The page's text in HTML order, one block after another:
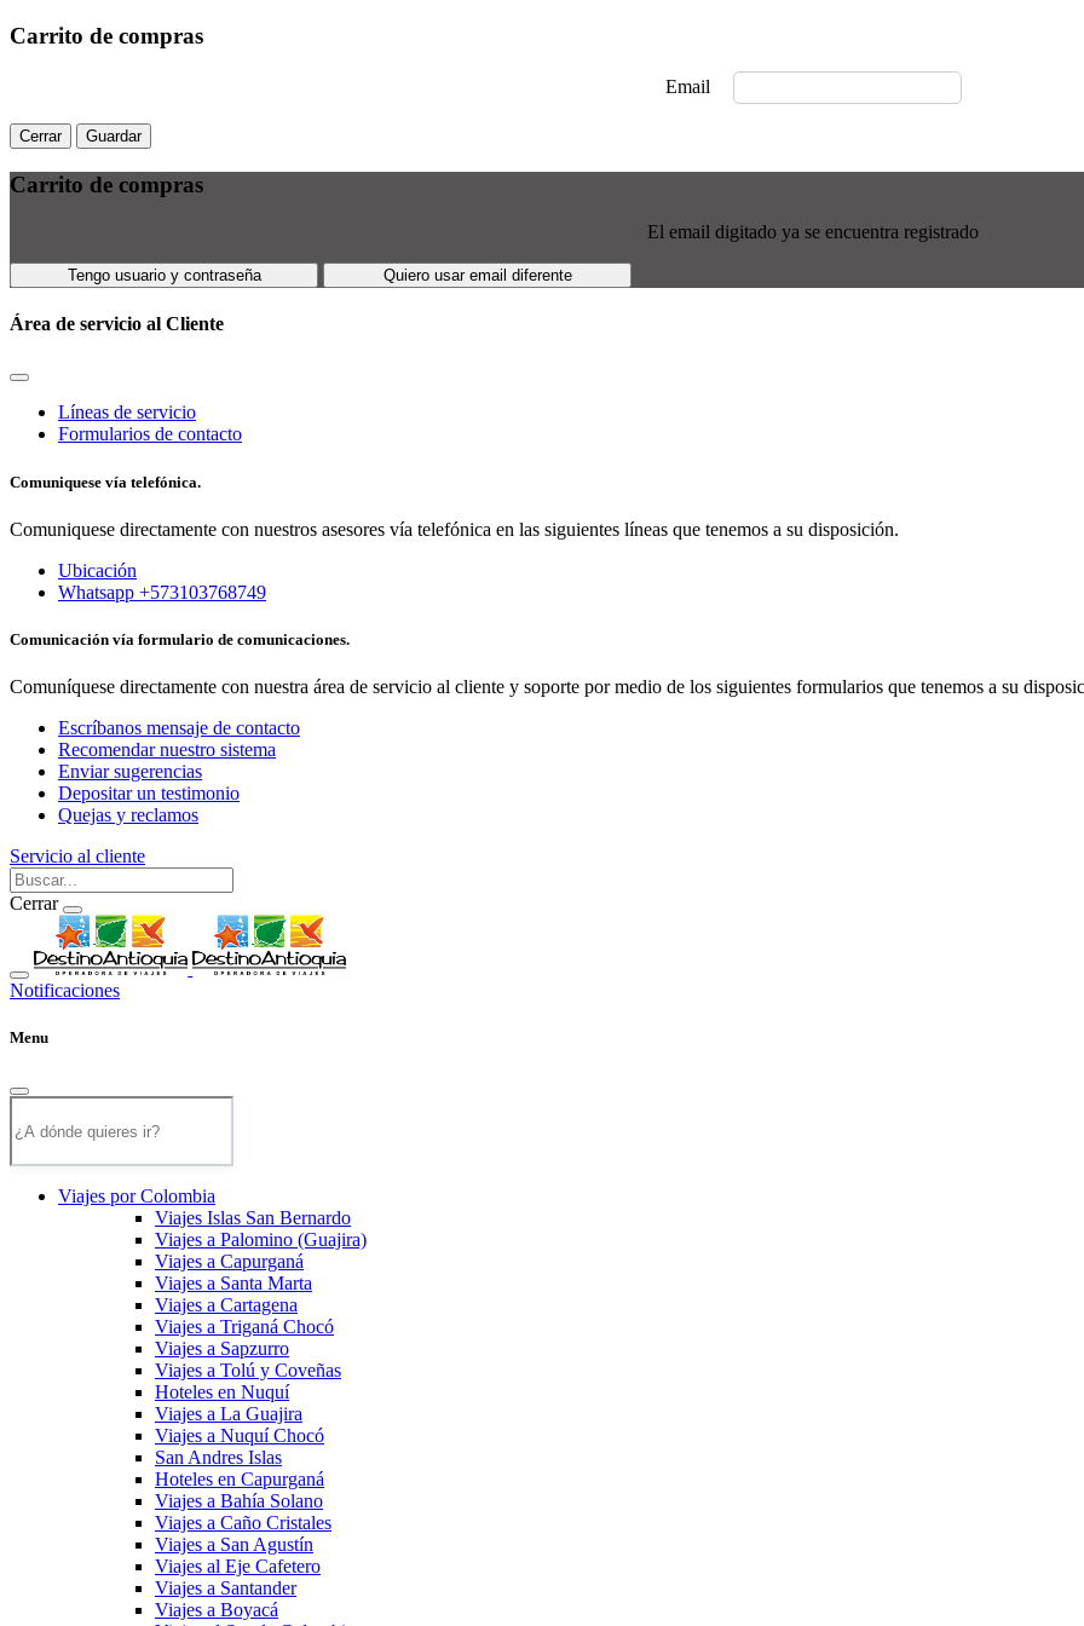
Carrito de compras
Email
Cerrar Guardar
Carrito de compras
El email digitado ya se encuentra registrado
Tengo usuario y contraseña Quiero usar email diferente
Área de servicio al Cliente
Líneas de servicio
Formularios de contacto
Comuniquese vía telefónica.
Comuniquese directamente con nuestros asesores vía telefónica en las siguientes líneas que tenemos a su disposición.
Ubicación
Whatsapp +573103768749
Comunicación vía formulario de comunicaciones.
Comuníquese directamente con nuestra área de servicio al cliente y soporte por medio de los siguientes formularios que tenemos a su
Escríbanos mensaje de contacto
Recomendar nuestro sistema
Enviar sugerencias
Depositar un testimonio
Quejas y reclamos
Servicio al cliente
Cerrar
Notificaciones
Menu
Viajes por Colombia
Viajes Islas San Bernardo
Viajes a Palomino (Guajira)
Viajes a Capurganá
Viajes a Santa Marta
Viajes a Cartagena
Viajes a Triganá Chocó
Viajes a Sapzurro
Viajes a Tolú y Coveñas
Hoteles en Nuquí
Viajes a La Guajira
Viajes a Nuquí Chocó
San Andres Islas
Hoteles en Capurganá
Viajes a Bahía Solano
Viajes a Caño Cristales
Viajes a San Agustín
Viajes al Eje Cafetero
Viajes a Santander
Viajes a Boyacá